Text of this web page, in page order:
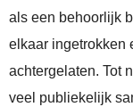
als een behoorlijk
elkaar ingetrokken
achtergelaten. Tot
veel publiekelijk